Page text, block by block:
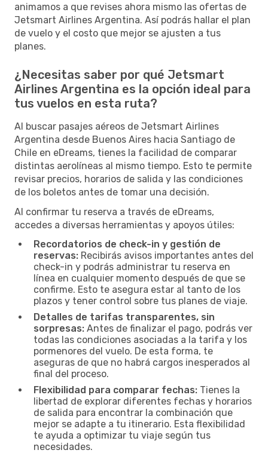
animamos a que revises ahora mismo las ofertas de
Jetsmart Airlines Argentina. Así podrás hallar el plan
de vuelo y el costo que mejor se ajusten a tus
planes.
¿Necesitas saber por qué Jetsmart
Airlines Argentina es la opción ideal para
tus vuelos en esta ruta?
Al buscar pasajes aéreos de Jetsmart Airlines
Argentina desde Buenos Aires hacia Santiago de
Chile en eDreams, tienes la facilidad de comparar
distintas aerolíneas al mismo tiempo. Esto te permite
revisar precios, horarios de salida y las condiciones
de los boletos antes de tomar una decisión.
Al confirmar tu reserva a través de eDreams,
accedes a diversas herramientas y apoyos útiles:
Recordatorios de check-in y gestión de
reservas: Recibirás avisos importantes antes del
check-in y podrás administrar tu reserva en
línea en cualquier momento después de que se
confirme. Esto te asegura estar al tanto de los
plazos y tener control sobre tus planes de viaje.
Detalles de tarifas transparentes, sin
sorpresas: Antes de finalizar el pago, podrás ver
todas las condiciones asociadas a la tarifa y los
pormenores del vuelo. De esta forma, te
aseguras de que no habrá cargos inesperados al
final del proceso.
Flexibilidad para comparar fechas: Tienes la
libertad de explorar diferentes fechas y horarios
de salida para encontrar la combinación que
mejor se adapte a tu itinerario. Esta flexibilidad
te ayuda a optimizar tu viaje según tus
necesidades.